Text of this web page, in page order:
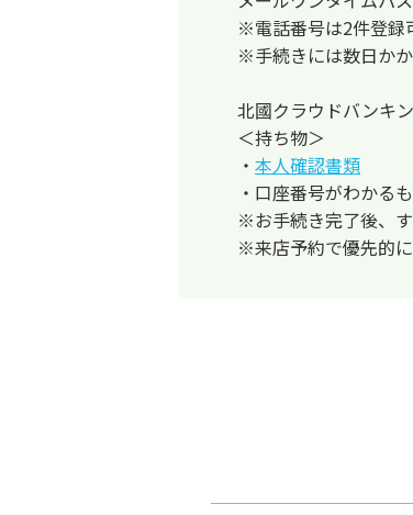
※電話番号は2件登録
※手続きには数日か
北國クラウドバンキ
＜持ち物＞
・ 本人確認書類
・口座番号がわかる
※お手続き完了後、
※来店予約で優先的